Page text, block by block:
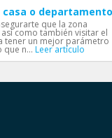
casa o departamento
que la zona
como también visitar el
tener un mejor parámetro
n... Leer artículo